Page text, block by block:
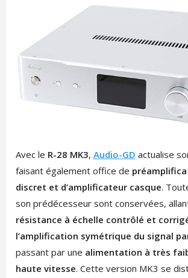
Avec le R-28 MK3, Audio-GD actualise
faisant également office de
discret et d’amplificateur casque.
son prédécesseur sont conservées,
résistance à échelle contrôlé et
l’amplification symétrique du signal
passant par une alimentation à très
haute vitesse. Cette version MK3 se